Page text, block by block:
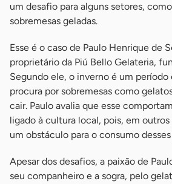
um desafio para alguns setores,
sobremesas geladas.
Esse é o caso de Paulo Henrique de
proprietário da Piú Bello Gelateria,
Segundo ele, o inverno é um período
procura por sobremesas como
cair. Paulo avalia que esse
ligado à cultura local, pois, em
um obstáculo para o consumo
Apesar dos desafios, a paixão de
seu companheiro e a sogra, pelo